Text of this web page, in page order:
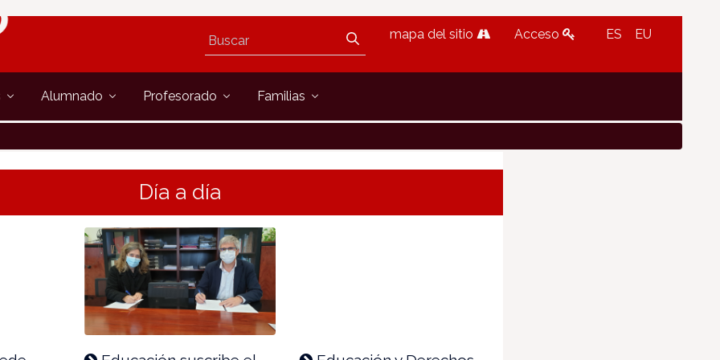
mapa del sitio Acceso ES EU
Alumnado Profesorado Familias
Día a día